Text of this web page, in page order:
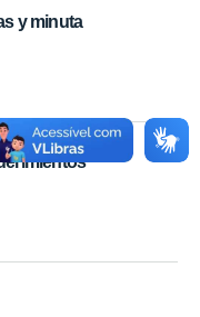
y minuta